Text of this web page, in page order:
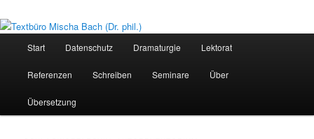
Start Datenschutz Dramaturgie Lektorat
Referenzen Schreiben Seminare Über
Übersetzung